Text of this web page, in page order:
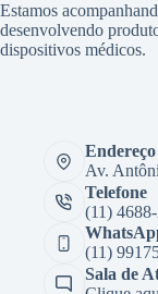
Estamos
desenvolvendo
dispositivos médicos.
Endereço
Av.
Telefone
(11)
(11)
Sala de